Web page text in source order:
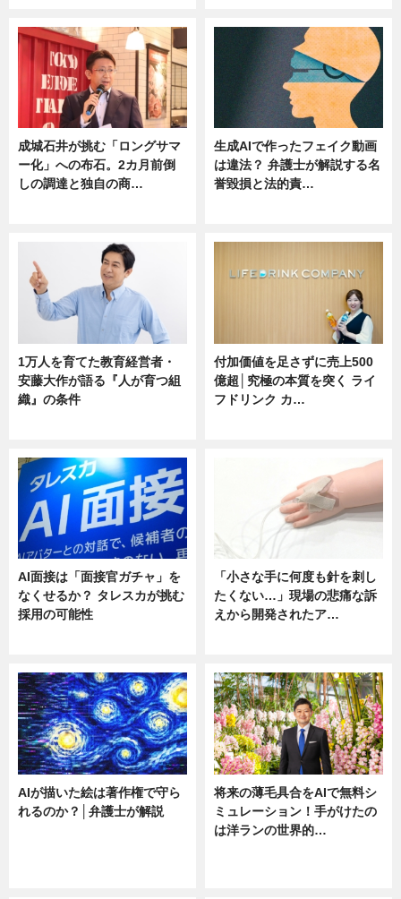
成城石井が挑む「ロングサマ
ー化」への布石。2カ月前倒
しの調達と独自の商…
生成AIで作ったフェイク動画
は違法？ 弁護士が解説する名
誉毀損と法的責…
1万人を育てた教育経営者・
安藤大作が語る『人が育つ組
織』の条件
付加価値を足さずに売上500
億超│究極の本質を突く ライ
フドリンク カ…
AI面接は「面接官ガチャ」を
なくせるか？ タレスカが挑む
採用の可能性
「小さな手に何度も針を刺し
たくない…」現場の悲痛な訴
えから開発されたア…
AIが描いた絵は著作権で守ら
れるのか？│弁護士が解説
将来の薄毛具合をAIで無料シ
ミュレーション！手がけたの
は洋ランの世界的…